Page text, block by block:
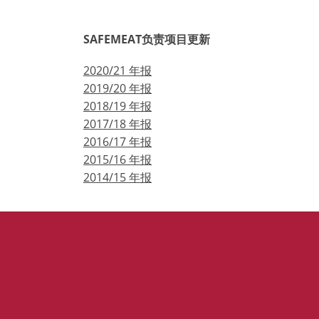
SAFEMEAT负责项目更新
2020/21 年报
2019/20 年报
2018/19 年报
2017/18 年报
2016/17 年报
2015/16 年报
2014/15 年报